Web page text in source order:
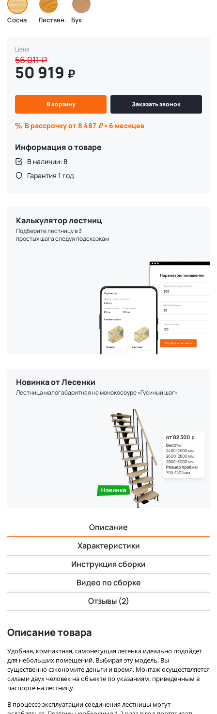
Сосна Листвен. Бук
Цена
56 011₽
50 919 ₽
В корзину Заказать звонок
В рассрочку от 8 487 ₽× 6 месяцев
Информация о товаре
В наличии: 8
Гарантия 1 год
Калькулятор лестниц
Подберите лестницу в 3
простых шага следуя подсказкам
Новинка от Лесенки
Лестница малогабаритная на монокосоуре «Гусиный шаг»
Описание
Характеристики
Инструкция сборки
Видео по сборке
Отзывы (2)
Описание товара
Удобная, компактная, самонесущая лесенка идеально подойдет
для небольших помещений. Выбирая эту модель, Вы
существенно сэкономите деньги и время. Монтаж осуществляется
силами двух человек на объекте по указаниям, приведенным в
паспорте на лестницу.
В процессе эксплуатации соединения лестницы могут